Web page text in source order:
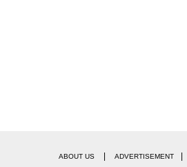
ABOUT US ADVERTISEMENT